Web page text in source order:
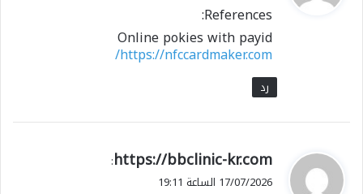
ل
References:
Online pokies with payid
https://nfccardmaker.com/
رد
ي
ق
https://bbclinic-kr.com
:
17/07/2026 الساعة 19:11